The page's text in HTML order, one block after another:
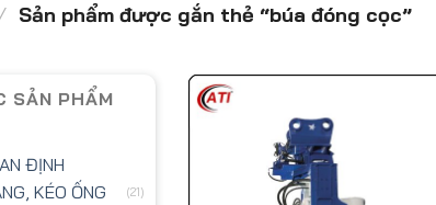
Sản phẩm được gắn thẻ “búa đóng cọc”
SẢN PHẨM
ĐỊNH
KÉO ỐNG
(21)